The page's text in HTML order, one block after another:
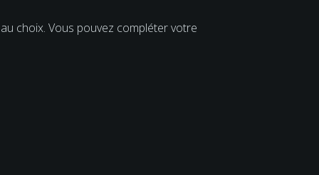
choix. Vous pouvez compléter votre